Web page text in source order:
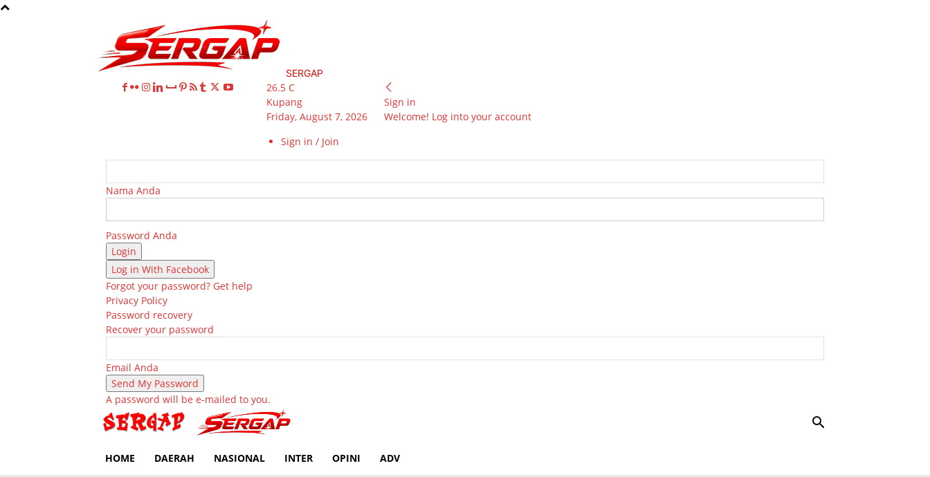
SERGAP
26.5 C
Kupang
Friday, August 7, 2026
Sign in / Join
Sign in
Welcome! Log into your account
Nama Anda
Password Anda
Log in With Facebook
Forgot your password? Get help
Privacy Policy
Password recovery
Recover your password
Email Anda
A password will be e-mailed to you.
HOME DAERAH NASIONAL INTER OPINI ADV